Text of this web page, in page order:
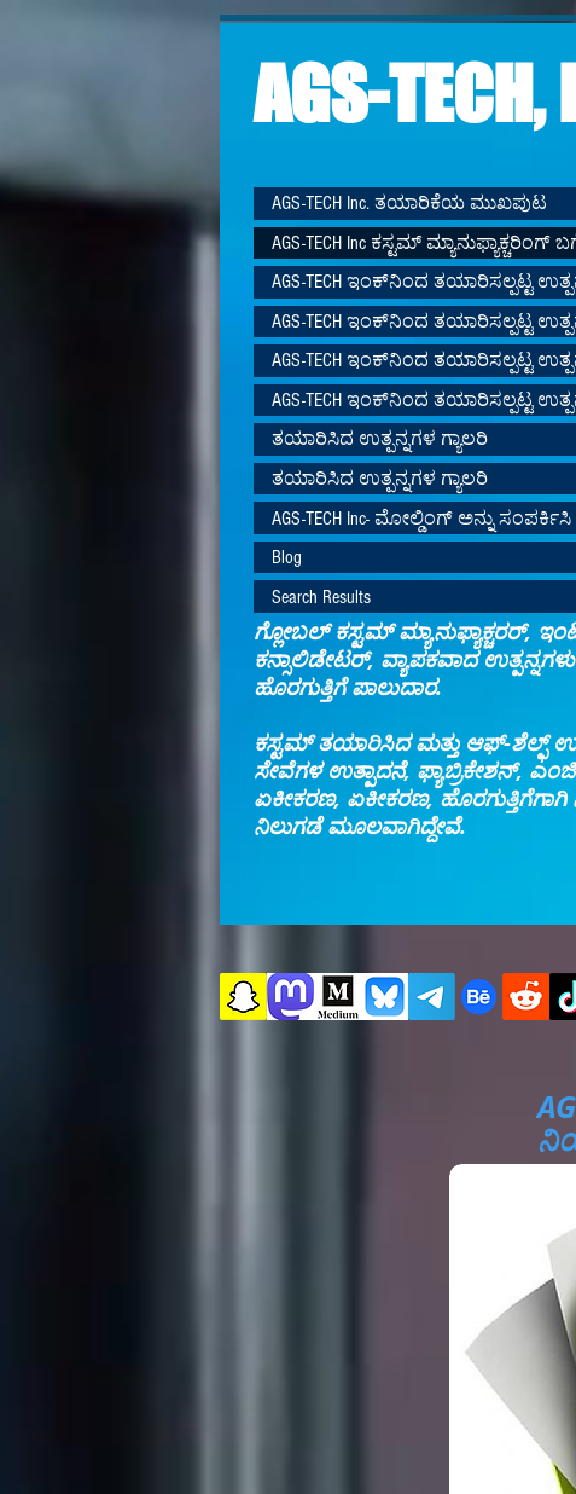
AGS-
AGS-TECH Inc. ತಯಾರಿಕೆಯ ಮುಖಪುಟ
AGS-TECH Inc ಕಸ್ಟಮ್ ಮ್ಯಾನುಫ್ಯಾಕ್ಚರಿಂಗ್
AGS-TECH ಇಂಕ್‌ನಿಂದ ತಯಾರಿಸಲ್ಪಟ್ಟ
AGS-TECH ಇಂಕ್‌ನಿಂದ ತಯಾರಿಸಲ್ಪಟ್ಟ
AGS-TECH ಇಂಕ್‌ನಿಂದ ತಯಾರಿಸಲ್ಪಟ್ಟ
AGS-TECH ಇಂಕ್‌ನಿಂದ ತಯಾರಿಸಲ್ಪಟ್ಟ
ತಯಾರಿಸಿದ ಉತ್ಪನ್ನಗಳ ಗ್ಯಾಲರಿ
ತಯಾರಿಸಿದ ಉತ್ಪನ್ನಗಳ ಗ್ಯಾಲರಿ
AGS-TECH Inc- ಮೋಲ್ಡಿಂಗ್ ಅನ್ನು ಸಂಪರ್ಕಿಸಿ
Blog
Search Results
ಗ್ಲೋಬಲ್ ಕಸ್ಟಮ್ ಮ್ಯಾನುಫ್ಯಾಕ್ಚರರ್,
ಕನ್ಸಾಲಿಡೇಟರ್, ವ್ಯಾಪಕವಾದ
ಹೊರಗುತ್ತಿಗೆ ಪಾಲುದಾರ.
ಕಸ್ಟಮ್ ತಯಾರಿಸಿದ ಮತ್ತು ಆಫ್-ಶೆಲ್ಫ್
ಸೇವೆಗಳ ಉತ್ಪಾದನೆ, ಫ್ಯಾಬ್ರಿಕೇಶನ್,
ಏಕೀಕರಣ, ಏಕೀಕರಣ, ಹೊರಗುತ್ತಿಗೆಗಾಗಿ
ನಿಲುಗಡೆ ಮೂಲವಾಗಿದ್ದೇವೆ.